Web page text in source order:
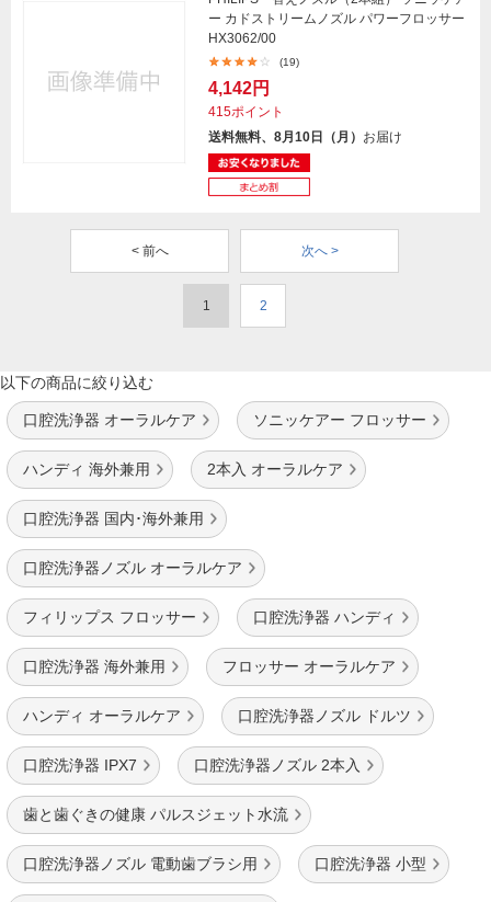
ー カドストリームノズル パワーフロッサー
HX3062/00
(19)
4,142円
415ポイント
送料無料、8月10日（月） お届け
< 前へ 次へ >
1 2
以下の商品に絞り込む
口腔洗浄器 オーラルケア ソニッケアー フロッサー
ハンディ 海外兼用 2本入 オーラルケア
口腔洗浄器 国内･海外兼用
口腔洗浄器ノズル オーラルケア
フィリップス フロッサー 口腔洗浄器 ハンディ
口腔洗浄器 海外兼用 フロッサー オーラルケア
ハンディ オーラルケア 口腔洗浄器ノズル ドルツ
口腔洗浄器 IPX7 口腔洗浄器ノズル 2本入
歯と歯ぐきの健康 パルスジェット水流
口腔洗浄器ノズル 電動歯ブラシ用 口腔洗浄器 小型